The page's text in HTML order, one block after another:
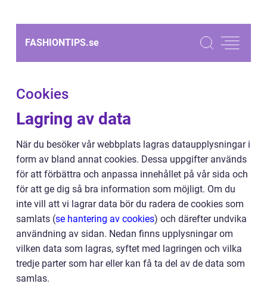
FASHIONTIPS.se
Cookies
Lagring av data
När du besöker vår webbplats lagras dataupplysningar i
form av bland annat cookies. Dessa uppgifter används
för att förbättra och anpassa innehållet på vår sida och
för att ge dig så bra information som möjligt. Om du
inte vill att vi lagrar data bör du radera de cookies som
samlats (se hantering av cookies) och därefter undvika
användning av sidan. Nedan finns upplysningar om
vilken data som lagras, syftet med lagringen och vilka
tredje parter som har eller kan få ta del av de data som
samlas.